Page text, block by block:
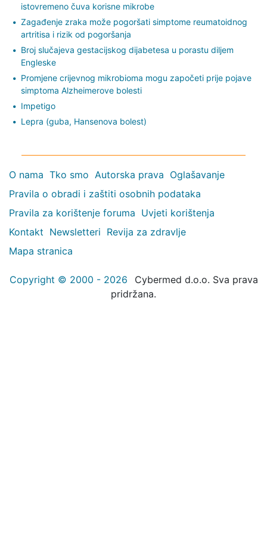
istovremeno čuva korisne mikrobe
Zagađenje zraka može pogoršati simptome reumatoidnog
artritisa i rizik od pogoršanja
Broj slučajeva gestacijskog dijabetesa u porastu diljem
Engleske
Promjene crijevnog mikrobioma mogu započeti prije pojave
simptoma Alzheimerove bolesti
Impetigo
Lepra (guba, Hansenova bolest)
O nama Tko smo Autorska prava Oglašavanje
Pravila o obradi i zaštiti osobnih podataka
Pravila za korištenje foruma Uvjeti korištenja
Kontakt Newsletteri Revija za zdravlje
Mapa stranica
Copyright © 2000 - 2026
Cybermed d.o.o. Sva prava
pridržana.